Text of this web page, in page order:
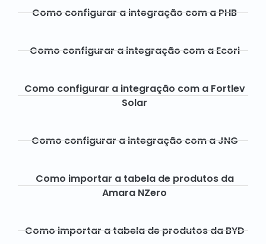
Como configurar a integração com a PHB
Como configurar a integração com a Ecori
Como configurar a integração com a Fortlev
Solar
Como configurar a integração com a JNG
Como importar a tabela de produtos da
Amara NZero
Como importar a tabela de produtos da BYD